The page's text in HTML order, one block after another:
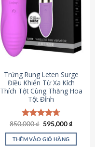
Trứng Rung Leten Surge
Điều Khiển Từ Xa Kích
Thích Tột Cùng Thăng Hoa
Tột Đỉnh
Được xếp
hạng4.69
5 sao
850,000₫ Giá
là:
850,000 ₫.
595,000₫Giá
tại
THÊM VÀO GIỎ HÀNG